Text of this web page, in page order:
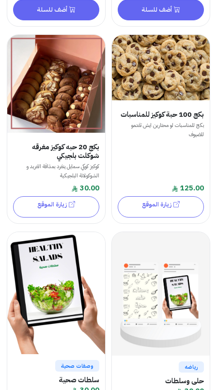
أضف للسلة أضف للسلة
بكج 100 حبة كوكيز للمناسبات
بكج للمناسبات لو محتارين ايش تقدمو
للضيوف
125.00
زيارة الموقع
بكج 20 حبه كوكيز مغرقه
شوكلت بلجيكي
كوكيز كوكي سمايل ينفرد بمذاقة الفريد و
الشوكولاتة البلجيكية
30.00
زيارة الموقع
رياضه
حلى وسلطات
وصفات صحية
سلطات صحية